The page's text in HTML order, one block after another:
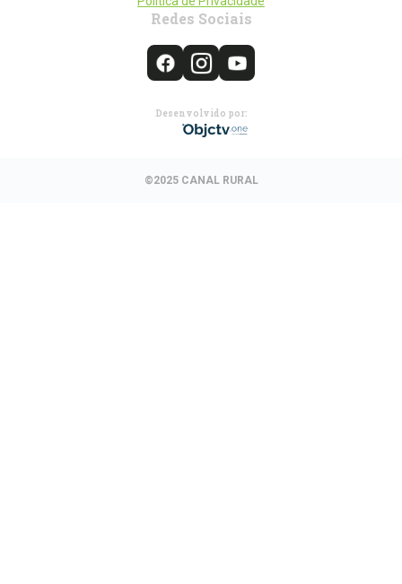
Redes Sociais
Desenvolvido por:
©2025 CANAL RURAL